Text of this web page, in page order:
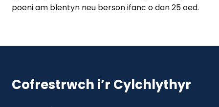
poeni am blentyn neu berson ifanc o dan 25 oed.
Cofrestrwch i’r Cylchlythyr